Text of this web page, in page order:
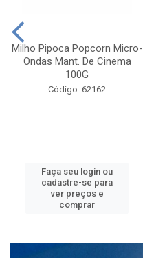
Milho Pipoca Popcorn Micro-
Ondas Mant. De Cinema
100G
Código: 62162
Faça seu login ou
cadastre-se para
ver preços e
comprar